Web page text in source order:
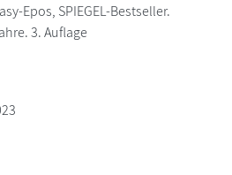
Epos, SPIEGEL-Bestseller.
3. Auflage